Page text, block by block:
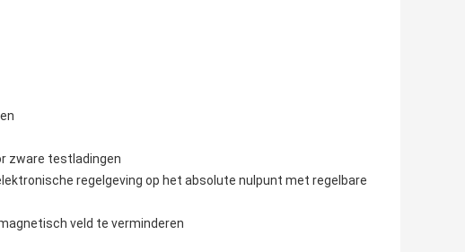
zware testladingen
regelgeving op het absolute nulpunt met regelbare
veld te verminderen